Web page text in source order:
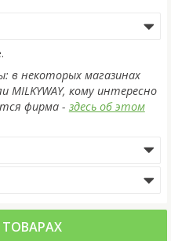
в некоторых магазинах
MILKYWAY, кому интересно
фирма - здесь об этом